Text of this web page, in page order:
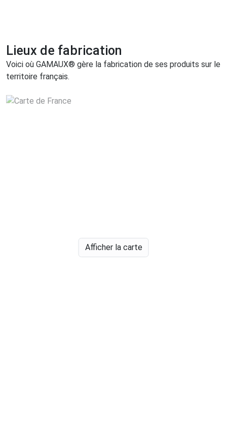
Lieux de fabrication
Voici où GAMAUX® gère la fabrication de ses produits sur le
territoire français.
Afficher la carte